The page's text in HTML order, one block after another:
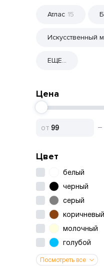
Атлас 15
Искусственный
ЕЩЕ...
Цена
Цвет
белый
черный
серый
коричневый
молочный
голубой
Посмотреть все